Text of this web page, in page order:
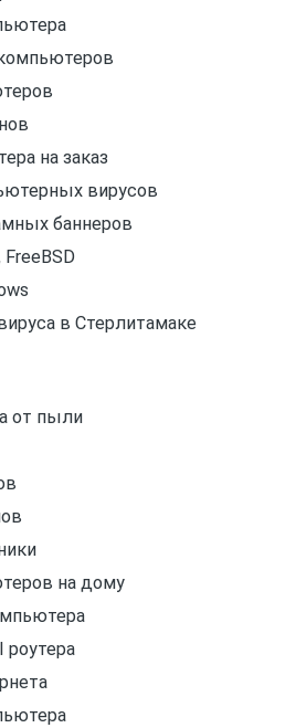
на заказ
вирусов
баннеров
FreeBSD
в Стерлитамаке
от пыли
на дому
роутера